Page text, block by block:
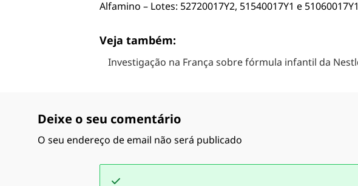
Alfamino – Lotes: 52720017Y2, 51540017Y1 e 51060017Y1
Veja também:
Investigação na França sobre fórmula infantil da
Deixe o seu comentário
O seu endereço de email não será publicado